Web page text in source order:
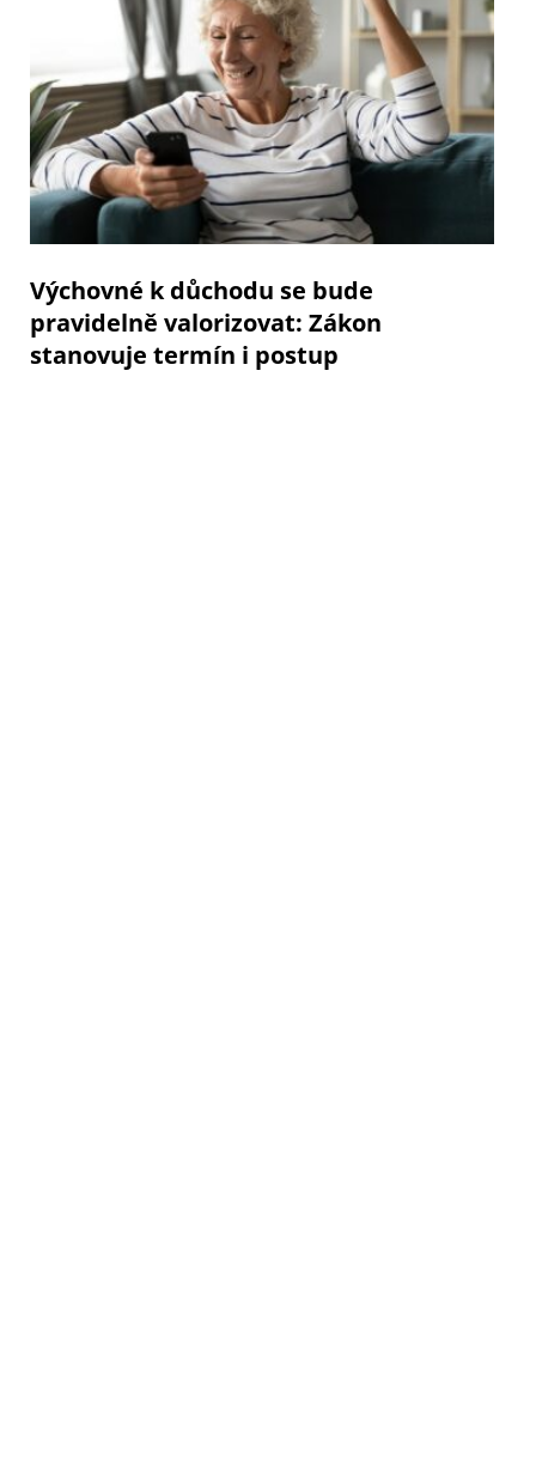
Výchovné k důchodu se bude
pravidelně valorizovat: Zákon
stanovuje termín i postup